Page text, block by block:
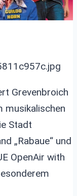
Grevenbroich
musikalischen
Stadt
„Rabaue“ und
OpenAir with